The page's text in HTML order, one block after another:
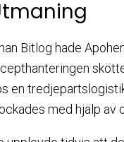
Bitlog hade
en
med hjälp av